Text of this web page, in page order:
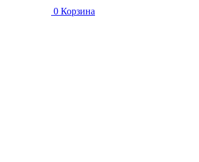
0 Корзина